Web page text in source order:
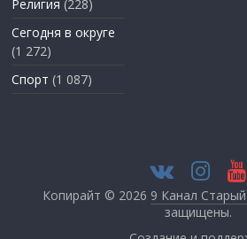
Религия (228)
Сегодня в округе
(1 272)
Спорт (1 087)
Копирайт © 2026 9 Канал
защищены.